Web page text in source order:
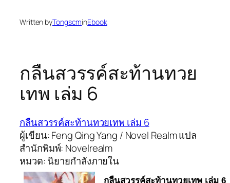
Written byTongscminEbook
กลืนสวรรค์สะท้านทวย
เทพ เล่ม 6
กลืนสวรรค์สะท้านทวยเทพ เล่ม 6
ผู้เขียน: Feng Qing Yang / Novel Realm แปล
สำนักพิมพ์: Novelrealm
หมวด: นิยายกำลังภายใน